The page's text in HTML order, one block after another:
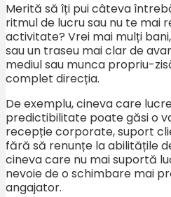
Merită să îți pui câteva
ritmul de lucru sau nu te mai
activitate? Vrei mai mulți
sau un traseu mai clar de
mediul sau munca propriu-
complet direcția.
De exemplu, cineva care
predictibilitate poate găsi o
recepție corporate, suport
fără să renunțe la abilitățile
cineva care nu mai suportă
nevoie de o schimbare mai
angajator.